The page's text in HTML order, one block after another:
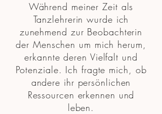
Während meiner Zeit als
Tanzlehrerin wurde ich
zunehmend zur Beobachterin
der Menschen um mich herum,
erkannte deren Vielfalt und
Potenziale. Ich fragte mich, ob
andere ihr persönlichen
Ressourcen erkennen und
leben.